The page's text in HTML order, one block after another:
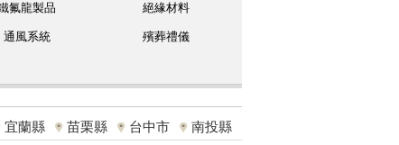
氟龍製品 絕緣材料
通風系統 殯葬禮儀
宜蘭縣 苗栗縣 台中市
南投縣